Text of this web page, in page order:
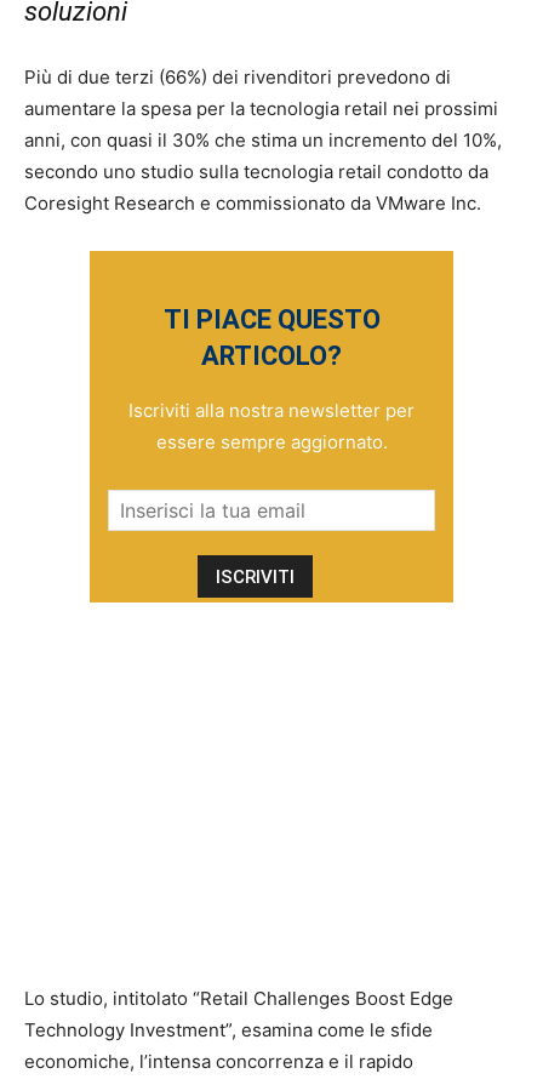
soluzioni
Più di due terzi (66%) dei rivenditori prevedono di
aumentare la spesa per la tecnologia retail nei prossimi
anni, con quasi il 30% che stima un incremento del 10%,
secondo uno studio sulla tecnologia retail condotto da
Coresight Research e commissionato da VMware Inc.
TI PIACE QUESTO
ARTICOLO?
Iscriviti alla nostra newsletter per
essere sempre aggiornato.
Lo studio, intitolato “Retail Challenges Boost Edge
Technology Investment”, esamina come le sfide
economiche, l’intensa concorrenza e il rapido